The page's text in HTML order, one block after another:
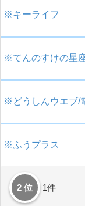
※キーライフ
※てんのすけの星
※どうしんウエブ/
※ふうプラス
2 位 1件